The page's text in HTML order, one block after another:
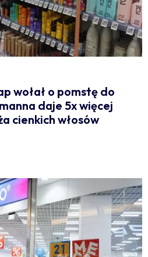
wołał o pomstę do
daje 5x więcej
cienkich włosów